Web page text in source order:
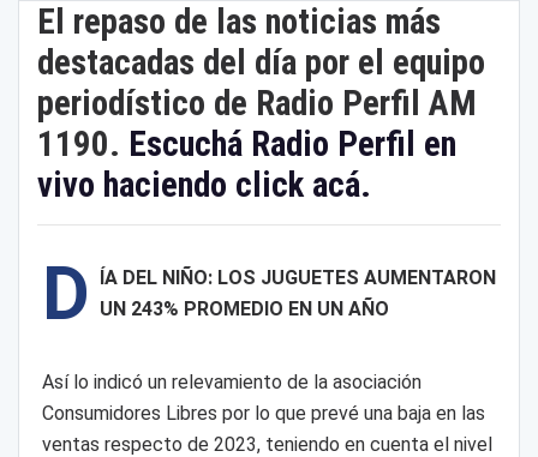
El repaso de las noticias más
destacadas del día por el equipo
periodístico de Radio Perfil AM
1190. Escuchá Radio Perfil en
vivo haciendo click acá.
D
ÍA DEL NIÑO: LOS JUGUETES AUMENTARON
UN 243% PROMEDIO EN UN AÑO
Así lo indicó un relevamiento de la asociación
Consumidores Libres por lo que prevé una baja en las
ventas respecto de 2023, teniendo en cuenta el nivel